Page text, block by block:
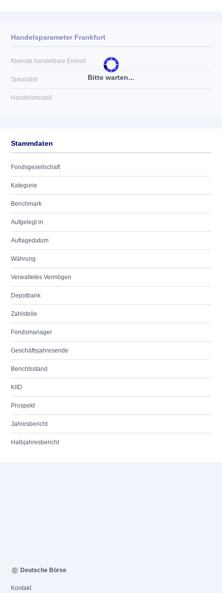
Bitte warten...
Handelsparameter Frankfurt
Kleinste handelbare Einheit
Spezialist
Handelsmodell
Stammdaten
Fondsgesellschaft
Kategorie
Benchmark
Aufgelegt in
Auflagedatum
Währung
Verwaltetes Vermögen
Depotbank
Zahlstelle
Fondsmanager
Geschäftsjahresende
Berichtsstand
KIID
Prospekt
Jahresbericht
Halbjahresbericht
Deutsche Börse
Kontakt